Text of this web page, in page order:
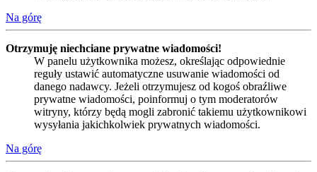
Na górę
Otrzymuję niechciane prywatne wiadomości!
W panelu użytkownika możesz, określając odpowiednie
reguły ustawić automatyczne usuwanie wiadomości od
danego nadawcy. Jeżeli otrzymujesz od kogoś obraźliwe
prywatne wiadomości, poinformuj o tym moderatorów
witryny, którzy będą mogli zabronić takiemu użytkownikowi
wysyłania jakichkolwiek prywatnych wiadomości.
Na górę